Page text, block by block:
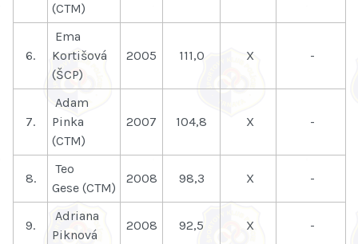
(CTM)
6.
Ema
Kortišová
(ŠCP)
2005 111,0 X -
7.
Adam
Pinka
(CTM)
2007 104,8 X -
8.
Teo
Gese (CTM)
2008 98,3 X -
9.
Adriana
Piknová
2008 92,5 X -